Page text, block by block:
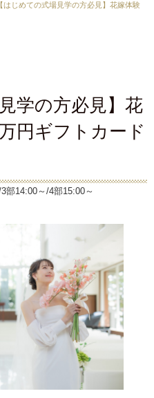
【はじめての式場見学の方必見】花嫁体験
学の方必見】花
円ギフトカード
部14:00～/4部15:00～